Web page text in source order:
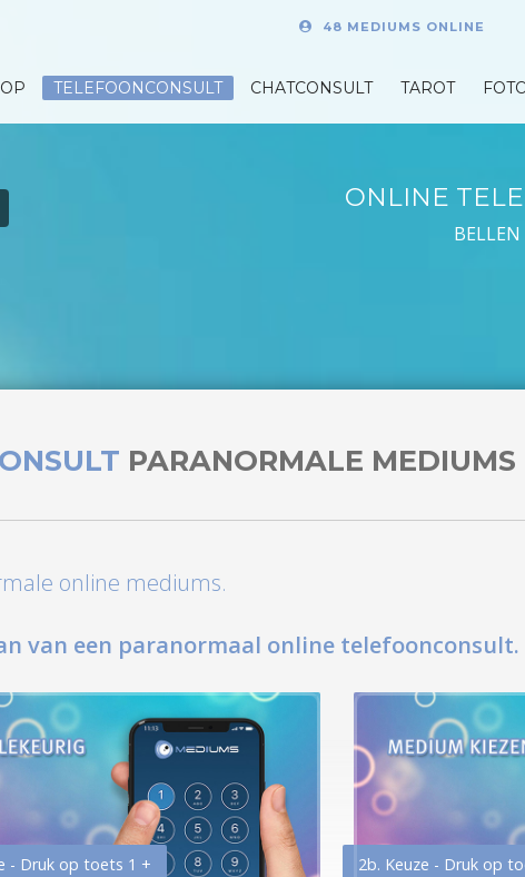
48 MEDIUMS ONLINE
TELEFOONCONSULT CHATCONSULT TAROT
ONLINE
PARANORMALE MEDIUMS
online mediums.
van een paranormaal online telefoonconsult.
- Druk op toets 1 + 2b. Keuze - Druk op